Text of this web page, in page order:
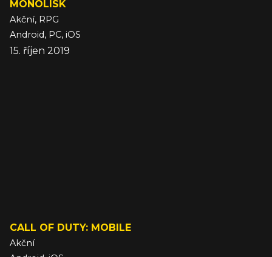
MONOLISK
Akční, RPG
Android, PC, iOS
15. říjen 2019
CALL OF DUTY: MOBILE
Akční